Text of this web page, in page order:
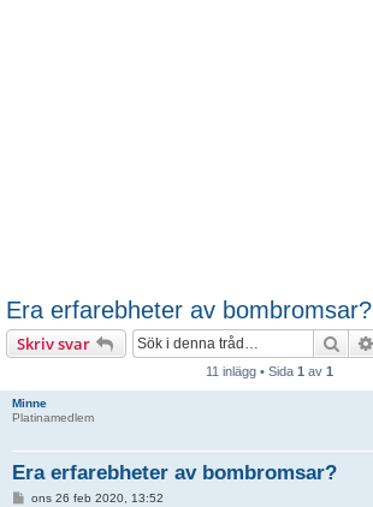
Era erfarebheter av bombromsar?
Skriv svar Sök
11 inlägg • Sida 1 av 1
Minne
Platinamedlem
Era erfarebheter av bombromsar?
ons 26 feb 2020, 13:52